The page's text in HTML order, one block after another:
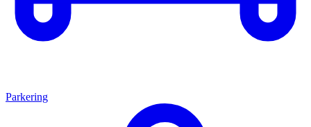
Parkering